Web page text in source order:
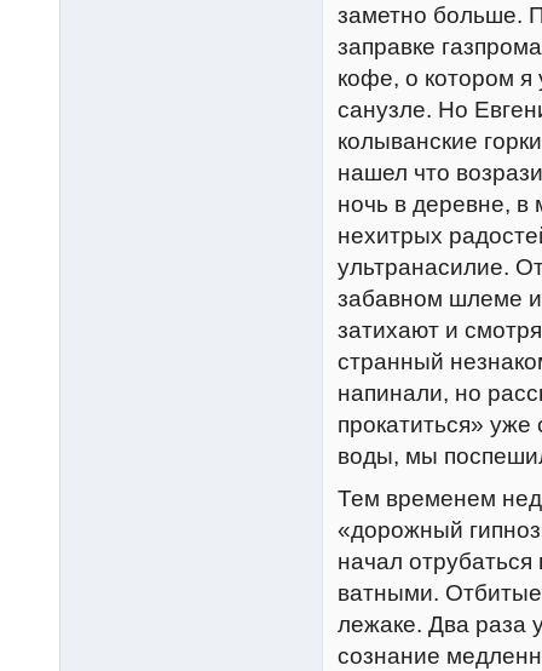
заметно больше.
заправке
кофе, о котором
санузле. Но
колыванские
нашел что
ночь в деревне,
нехитрых
ультранасилие.
забавном шлеме
затихают и
странный
напинали, но
прокатиться»
воды, мы
Тем временем
«дорожный
начал
ватными.
лежаке. Два раза
сознание